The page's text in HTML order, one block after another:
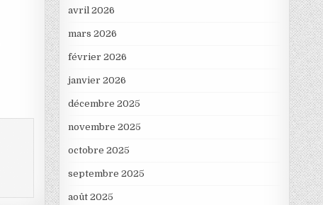
avril 2026
mars 2026
février 2026
janvier 2026
décembre 2025
novembre 2025
octobre 2025
septembre 2025
août 2025